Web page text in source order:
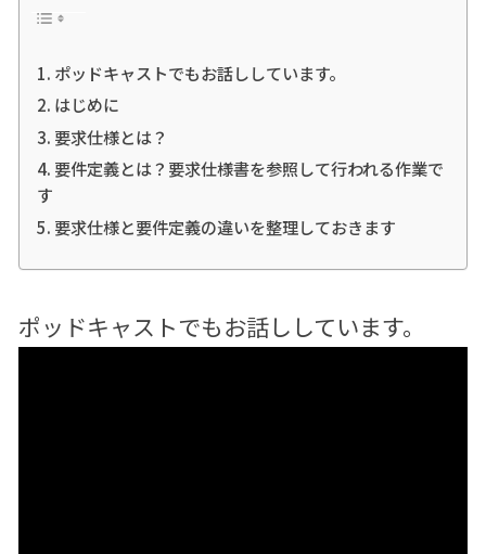
ポッドキャストでもお話ししています。
はじめに
要求仕様とは？
要件定義とは？要求仕様書を参照して行われる作業で
す
要求仕様と要件定義の違いを整理しておきます
ポッドキャストでもお話ししています。